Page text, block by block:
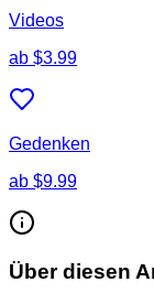
Videos
ab $3.99
Gedenken
ab $9.99
Über diesen